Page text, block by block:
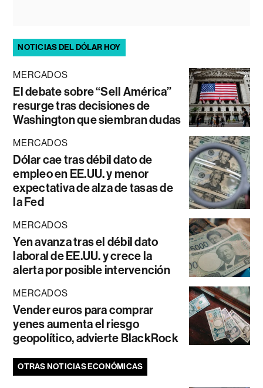
NOTICIAS DEL DÓLAR HOY
MERCADOS
El debate sobre “Sell América”
resurge tras decisiones de
Washington que siembran dudas
MERCADOS
Dólar cae tras débil dato de
empleo en EE.UU. y menor
expectativa de alza de tasas de
la Fed
MERCADOS
Yen avanza tras el débil dato
laboral de EE.UU. y crece la
alerta por posible intervención
MERCADOS
Vender euros para comprar
yenes aumenta el riesgo
geopolítico, advierte BlackRock
OTRAS NOTICIAS ECONÓMICAS